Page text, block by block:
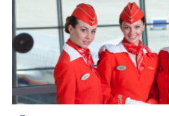
Кыргызстана